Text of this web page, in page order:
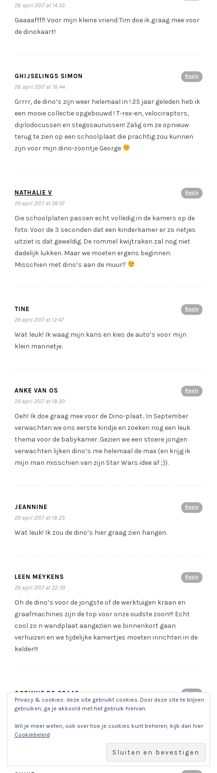
28 april 2017 at 14:33
Gaaaaffff! Voor mijn kleine vriend Tim doe ik graag mee voor
de dinokaart!
Reply
GHIJSELINGS SIMON
28 april 2017 at 18:44
Grrrr, de dino’s zijn weer helemaal in ! 25 jaar geleden heb ik
een mooie collectie opgebouwd ! T-rex-en, velociraptors,
diplodocussen en stegosaurussen! Zalig om ze opnieuw
terug te zien op een schoolplaat die prachtig zou kunnen
zijn voor mijn dino-zoontje George
Reply
NATHALIE V
29 april 2017 at 09:07
Die schoolplaten passen echt volledig in de kamers op de
foto. Voor de 3 seconden dat een kinderkamer er zo netjes
uitziet is dat geweldig. De rommel kwijtraken zal nog niet
dadelijk lukken. Maar we moeten ergens beginnen.
Misschien met dino’s aan de muur?
Reply
TINE
29 april 2017 at 12:47
Wat leuk! Ik waag mijn kans en kies de auto’s voor mijn
klein mannetje.
Reply
ANKE VAN OS
29 april 2017 at 18:20
Oeh! Ik doe graag mee voor de Dino-plaat.. In September
verwachten we ons eerste kindje en zoeken nog een leuk
thema voor de babykamer. Gezien we een stoere jongen
verwachten lijken dino’s me helemaal de max (en krijg ik
mijn man misschien van zijn Star Wars idee af ;)).
Reply
JEANNINE
29 april 2017 at 18:23
Wat leuk! Ik zou de dino’s hier graag zien hangen.
Reply
LEEN MEYKENS
29 april 2017 at 22:39
Oh de dino’s voor de jongste of de werktuigen kraan en
graafmachines zijn de top voor onze oudste zoon!!! Echt
cool zo n wandplaat aangezien we binnenkort gaan
verhuizen en we tijdelijke kamertjes moeten inrichten in de
kelder!!!
Reply
CORINNE DE GRAAF
1 mei 2017 at 12:06
Leuk voor mijn zoon van 7 jaar!
Privacy & cookies: deze site gebruikt cookies. Door deze site te blijven
gebruiken, ga je akkoord met het gebruik hiervan.
Wil je meer weten, ook over hoe je cookies kunt beheren, kijk dan hier:
Cookiebeleid